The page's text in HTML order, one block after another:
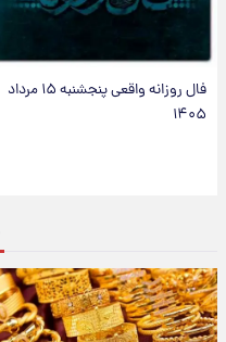
فال روزانه واقعی پنجشنبه ۱۵ مرداد
۱۴۰۵